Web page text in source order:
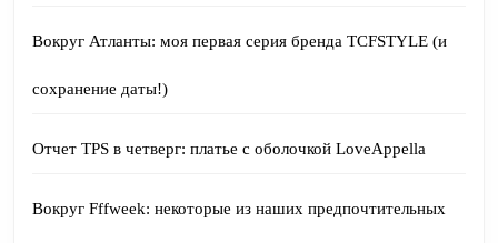
Вокруг Атланты: моя первая серия бренда TCFSTYLE (и
сохранение даты!)
Отчет TPS в четверг: платье с оболочкой LoveAppella
Вокруг Fffweek: некоторые из наших предпочтительных